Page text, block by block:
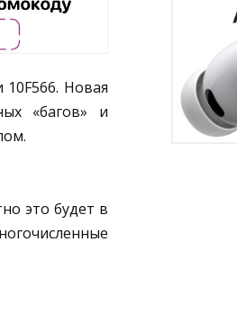
Новая
«багов» и
это будет в